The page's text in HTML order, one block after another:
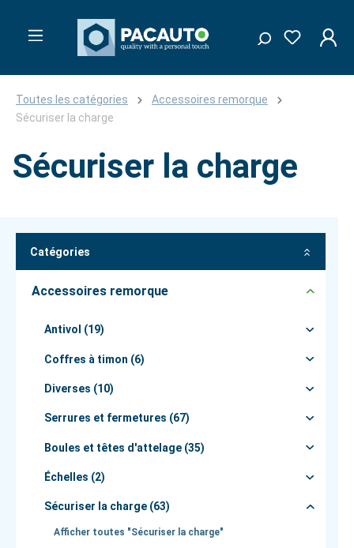
Toutes les catégories
Accessoires remorque
Sécuriser la charge
Sécuriser la charge
Catégories
Accessoires remorque
Antivol (19)
Coffres à timon (6)
Diverses (10)
Serrures et fermetures (67)
Boules et têtes d'attelage (35)
Échelles (2)
Sécuriser la charge (63)
Afficher toutes "Sécuriser la charge"